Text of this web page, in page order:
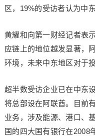
区，19%的受访者认为中
黄耀和向第一财经记者表
应链上的地位越发显著，
环境，未来中东地区对于
超半数受访企业已在中东
将总部设在阿联酋。目前
业务，涉及能源、港口、
国的四大国有银行在2008